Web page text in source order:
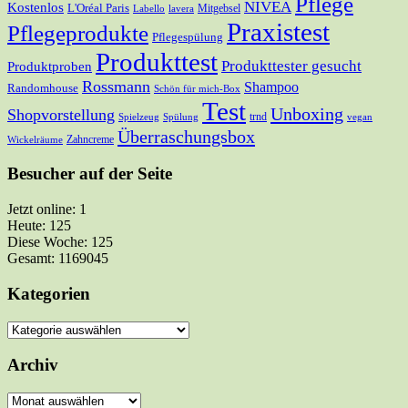
Kostenlos L'Oréal Paris Labello lavera Mitgebsel NIVEA
Pflegeprodukte Pflegespülung Praxistest
Produktproben Produkttest Produkttester gesucht
Randomhouse Rossmann Schön für mich-Box Shampoo
Shopvorstellung Spielzeug Spülung Test trnd Unboxing vegan
Wickelräume Zahncreme Überraschungsbox
Besucher auf der Seite
Jetzt online: 1
Heute: 125
Diese Woche: 125
Gesamt: 1169045
Kategorien
Kategorien
Archiv
Archiv